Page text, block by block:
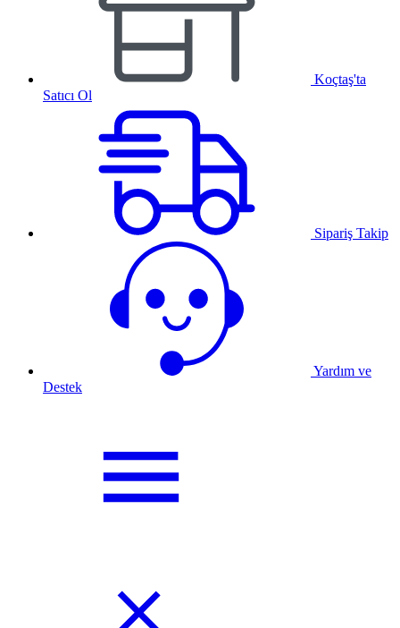
Koçtaş'ta
Satıcı Ol
Sipariş Takip
Yardım ve
Destek